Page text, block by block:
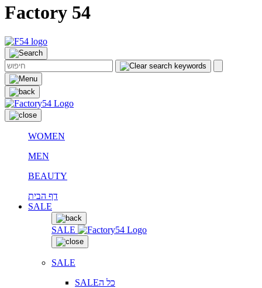
Factory 54
WOMEN
MEN
BEAUTY
דף הבית
SALE
SALE
SALE
SALEכל ה